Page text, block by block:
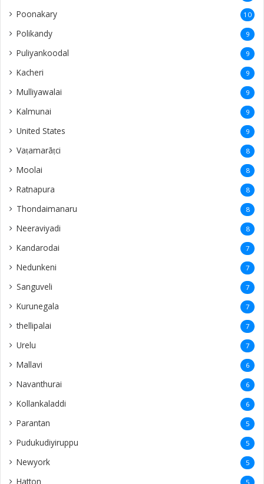
Poonakary 10
Polikandy 9
Puliyankoodal 9
Kacheri 9
Mulliyawalai 9
Kalmunai 9
United States 9
Vaṭamarāṭci 8
Moolai 8
Ratnapura 8
Thondaimanaru 8
Neeraviyadi 8
Kandarodai 7
Nedunkeni 7
Sanguveli 7
Kurunegala 7
thellipalai 7
Urelu 7
Mallavi 6
Navanthurai 6
Kollankaladdi 6
Parantan 5
Pudukudiyiruppu 5
Newyork 5
Hatton 5